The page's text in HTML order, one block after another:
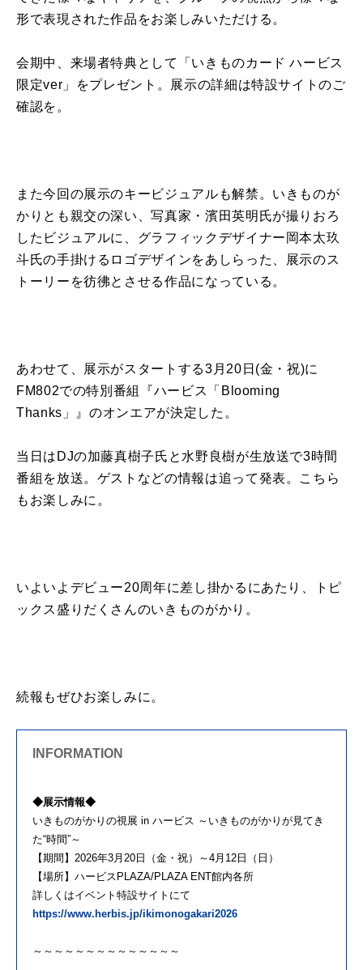
形で表現された作品をお楽しみいただける。
会期中、来場者特典として「いきものカード ハービス
限定ver」をプレゼント。展示の詳細は特設サイトのご
確認を。
また今回の展示のキービジュアルも解禁。いきものが
かりとも親交の深い、写真家・濱田英明氏が撮りおろ
したビジュアルに、グラフィックデザイナー岡本太玖
斗氏の手掛けるロゴデザインをあしらった、展示のス
トーリーを彷彿とさせる作品になっている。
あわせて、展示がスタートする3月20日(金・祝)に
FM802での特別番組『ハービス「Blooming
Thanks」』のオンエアが決定した。
当日はDJの加藤真樹子氏と水野良樹が生放送で3時間
番組を放送。ゲストなどの情報は追って発表。こちら
もお楽しみに。
いよいよデビュー20周年に差し掛かるにあたり、トピ
ックス盛りだくさんのいきものがかり。
続報もぜひお楽しみに。
INFORMATION
◆展示情報◆
いきものがかりの視展 in ハービス ～いきものがかりが見てき
た“時間”～
【期間】2026年3月20日（金・祝）～4月12日（日）
【場所】ハービスPLAZA/PLAZA ENT館内各所
詳しくはイベント特設サイトにて
https://www.herbis.jp/ikimonogakari2026
～～～～～～～～～～～～～～